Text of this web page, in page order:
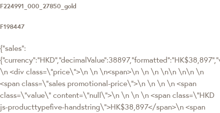
F224991_000_27850_gold
F198447
{"sales":
\n <div class=\"price\">\n \n \n<span>\n \n \n \n\n \n\n \n
<span class=\"sales promotional-price\">\n \n \n \n <span
class=\"value\" content=\"null\">\n \n \n \n <span class=\"HKD
js-producttypefive-handstring\">HK$38,897</span>\n <span